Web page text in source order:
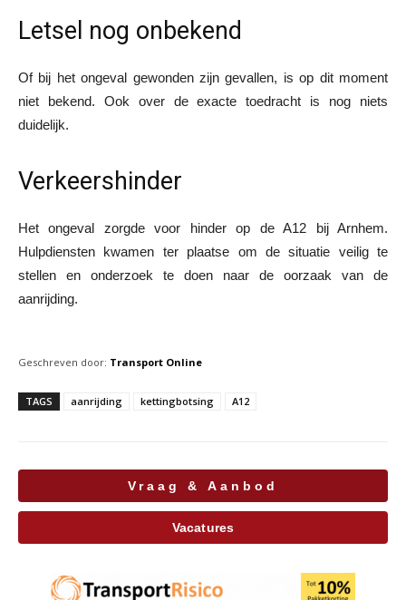
Letsel nog onbekend
Of bij het ongeval gewonden zijn gevallen, is op dit moment
niet bekend. Ook over de exacte toedracht is nog niets
duidelijk.
Verkeershinder
Het ongeval zorgde voor hinder op de A12 bij Arnhem.
Hulpdiensten kwamen ter plaatse om de situatie veilig te
stellen en onderzoek te doen naar de oorzaak van de
aanrijding.
Geschreven door: Transport Online
TAGS aanrijding kettingbotsing A12
Vraag & Aanbod
Vacatures